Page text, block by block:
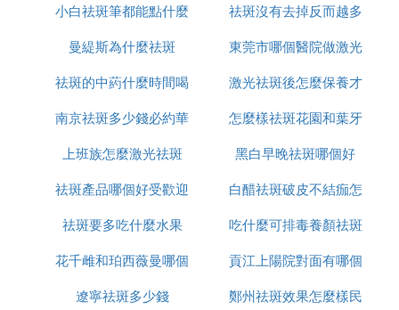
靜美專賣店主打產品是雙槍e光祛斑機器，產品名稱
為富強，型號為008，此款產品規格是:122*60*50，
可以用來祛斑脫毛，價格為500元左右。
美容機器選購注意細節
在天貓選購美容儀器要注意一下幾個細節，才能在魚
銷量越多，信用念橡差等級越高，產品也就相對好一
是多少
小白祛斑筆都能點什麼
祛斑沒有去掉反而越多
怎麼辦
曼緹斯為什麼祛斑
東莞市哪個醫院做激光
祛斑好
祛斑的中葯什麼時間喝
最好
激光祛斑後怎麼保養才
恢復的好
南京祛斑多少錢必約華
美n高效
怎麼樣祛斑花園和葉牙
上班族怎麼激光祛斑
黑白早晚祛斑哪個好
祛斑產品哪個好受歡迎
美姿爾
白醋祛斑破皮不結痂怎
麼辦
祛斑要多吃什麼水果
吃什麼可排毒養顏祛斑
花千雌和珀西薇曼哪個
祛斑好用
貢江上陽院對面有哪個
店可以祛斑
遼寧祛斑多少錢
鄭州祛斑效果怎麼樣民